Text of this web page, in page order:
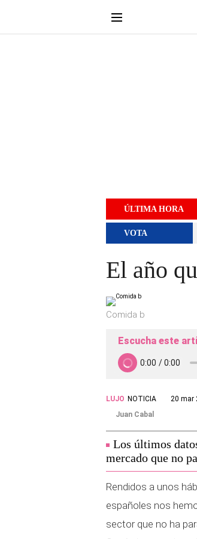
ÚLTIMA HORA
VOTA
El año
Comida b
Escucha este
LUJO NOTICIA
20 mar
Juan Cabal
Los últimos
mercado que no
Rendidos a unos
españoles nos
sector que no ha